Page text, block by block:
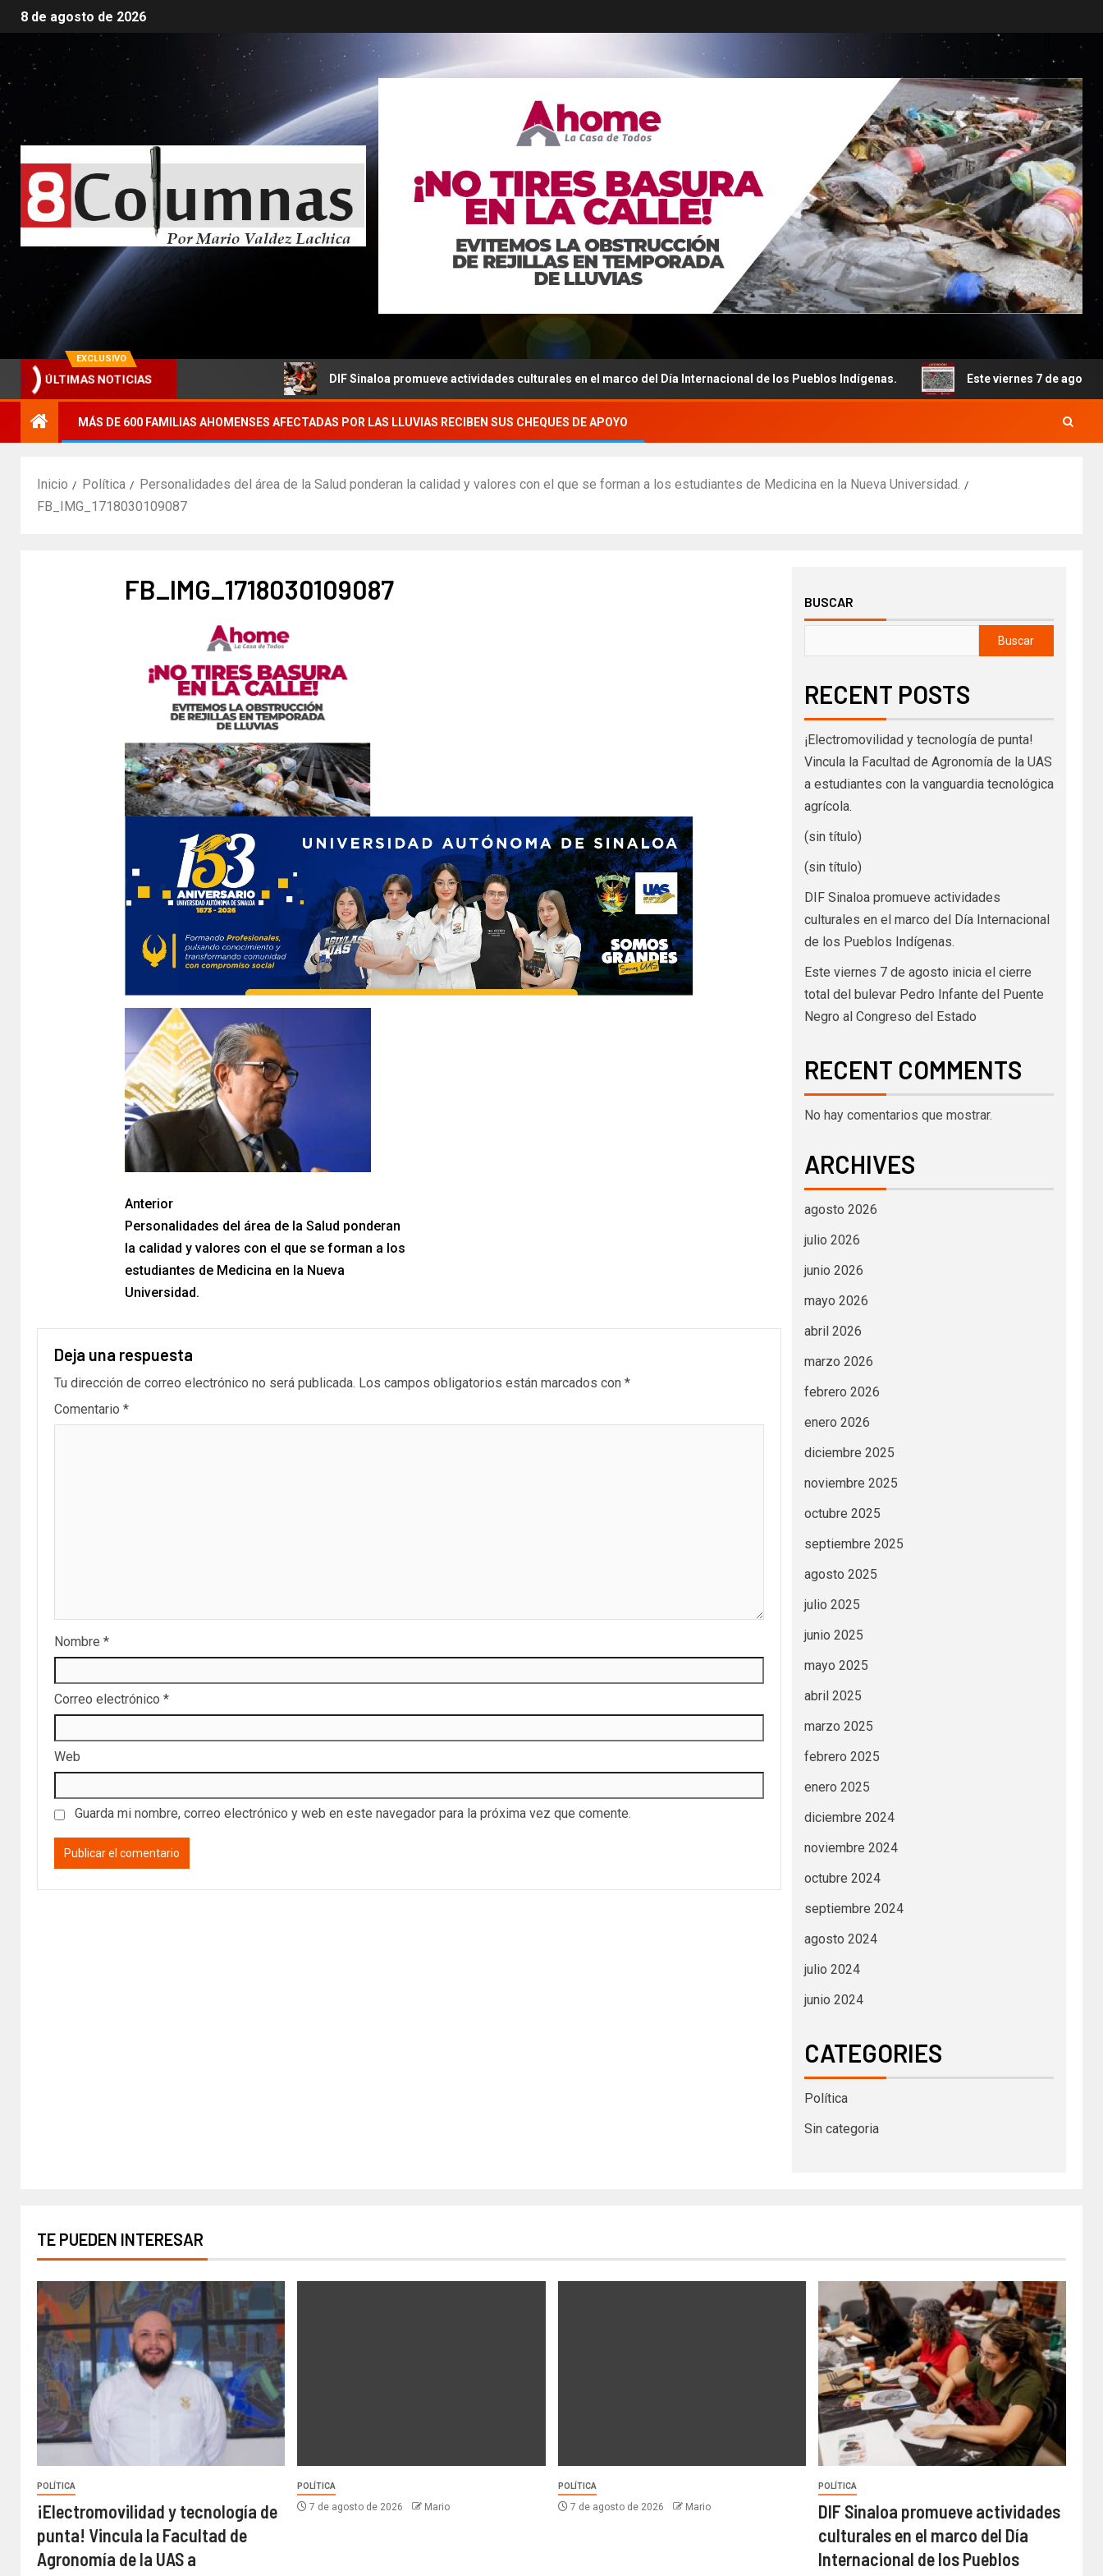
8 de agosto de 2026
EXCLUSIVO
ÚLTIMAS NOTICIAS
agrícola. DIF Sinaloa promueve actividades culturales en el marco del Día Internacional de los Pueblos Indígenas. Este viernes 7 de agosto inicia
MÁS DE 600 FAMILIAS AHOMENSES AFECTADAS POR LAS LLUVIAS RECIBEN SUS CHEQUES DE APOYO
Inicio Política
Personalidades del área de la Salud ponderan la calidad y valores con el que se forman a los estudiantes de Medicina en la Nueva Universidad.
FB_IMG_1718030109087
FB_IMG_1718030109087
Anterior
Personalidades del área de la Salud ponderan
la calidad y valores con el que se forman a los
estudiantes de Medicina en la Nueva
Universidad.
Deja una respuesta
Tu dirección de correo electrónico no será publicada. Los campos obligatorios están marcados con *
Comentario *
Nombre *
Correo electrónico *
Web
Guarda mi nombre, correo electrónico y web en este navegador para la próxima vez que comente.
BUSCAR
Buscar
RECENT POSTS
¡Electromovilidad y tecnología de punta!
Vincula la Facultad de Agronomía de la UAS
a estudiantes con la vanguardia tecnológica
agrícola.
(sin título)
(sin título)
DIF Sinaloa promueve actividades
culturales en el marco del Día Internacional
de los Pueblos Indígenas.
Este viernes 7 de agosto inicia el cierre
total del bulevar Pedro Infante del Puente
Negro al Congreso del Estado
RECENT COMMENTS
No hay comentarios que mostrar.
ARCHIVES
agosto 2026
julio 2026
junio 2026
mayo 2026
abril 2026
marzo 2026
febrero 2026
enero 2026
diciembre 2025
noviembre 2025
octubre 2025
septiembre 2025
agosto 2025
julio 2025
junio 2025
mayo 2025
abril 2025
marzo 2025
febrero 2025
enero 2025
diciembre 2024
noviembre 2024
octubre 2024
septiembre 2024
agosto 2024
julio 2024
junio 2024
CATEGORIES
Política
Sin categoria
TE PUEDEN INTERESAR
POLÍTICA
¡Electromovilidad y tecnología de
punta! Vincula la Facultad de
Agronomía de la UAS a
POLÍTICA
7 de agosto de 2026 Mario
POLÍTICA
7 de agosto de 2026 Mario
POLÍTICA
DIF Sinaloa promueve actividades
culturales en el marco del Día
Internacional de los Pueblos